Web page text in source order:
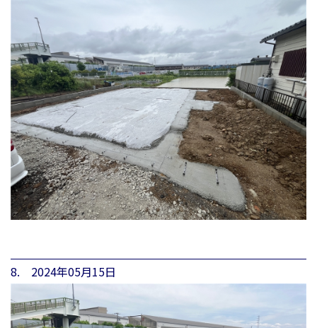
8. 2024年05月15日